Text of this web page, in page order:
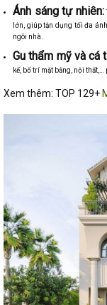
Ánh sáng tự nhiên:
lớn, giúp tận dụng tối đa
ngôi nhà.
Gu thẩm mỹ và cá
kế, bố trí mặt bằng, nội
Xem thêm: TOP 129+